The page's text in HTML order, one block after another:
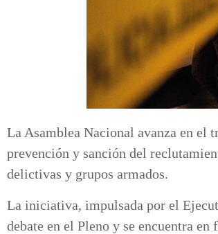
La Asamblea Nacional avanza en el
prevención y sanción del
delictivas y grupos armados.
La iniciativa, impulsada por el
debate en el Pleno y se encuentra